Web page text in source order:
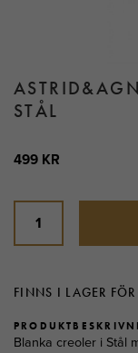
STÅL
Blanka creoler i Stål
499 KR
FINNS I LAGER